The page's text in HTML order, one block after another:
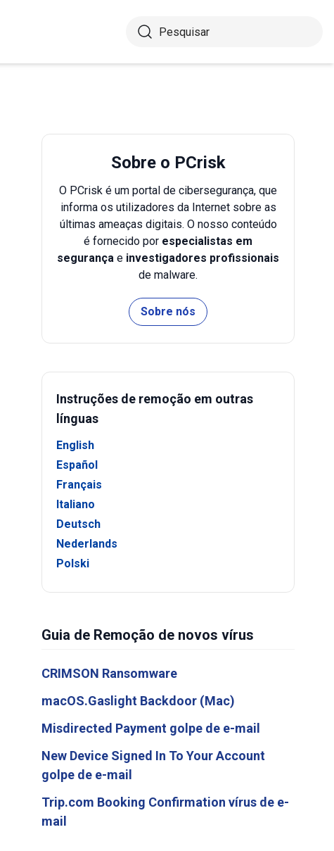
Sobre o PCrisk
O PCrisk é um portal de cibersegurança, que
informa os utilizadores da Internet sobre as
últimas ameaças digitais. O nosso conteúdo
é fornecido por especialistas em
segurança e investigadores profissionais
de malware.
Sobre nós
Instruções de remoção em outras
línguas
English
Español
Français
Italiano
Deutsch
Nederlands
Polski
Guia de Remoção de novos vírus
CRIMSON Ransomware
macOS.Gaslight Backdoor (Mac)
Misdirected Payment golpe de e-mail
New Device Signed In To Your Account
golpe de e-mail
Trip.com Booking Confirmation vírus de e-
mail